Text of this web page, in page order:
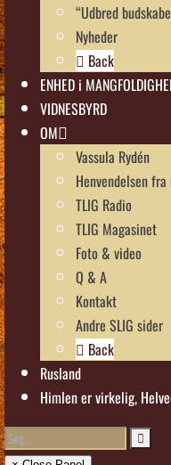
“Udbred
Nyheder
Back
ENHED i
VIDNESBYRD
OM
Vassula Rydén
Henvendelsen
TLIG Radio
TLIG Magasinet
Foto & video
Q & A
Kontakt
Andre SLIG sider
Back
Rusland
Himlen er virkelig,